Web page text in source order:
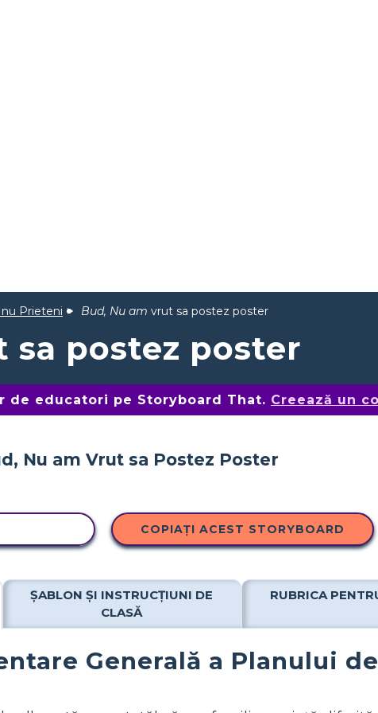
nu Prieteni Bud, Nu am vrut sa postez poster
sa postez poster
de educatori pe Storyboard That. Creează un
COPIAȚI ACEST STORYBOARD
ȘABLON ȘI INSTRUCȚIUNI DE
CLASĂ
RUBRICA
Generală a Planului